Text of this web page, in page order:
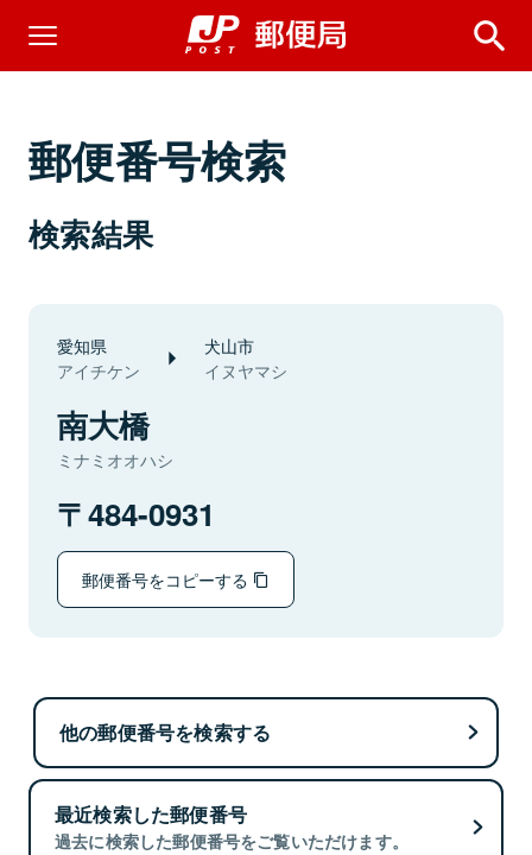
郵便番号検索
検索結果
愛知県
アイチケン
犬山市
イヌヤマシ
南大橋
ミナミオオハシ
484-0931
郵便番号をコピーする
他の郵便番号を検索する
最近検索した郵便番号
過去に検索した郵便番号をご覧いただけます。